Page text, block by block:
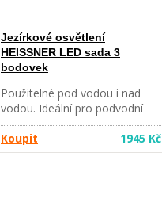
Jezírkové osvětlení
HEISSNER LED sada 3
bodovek
Použitelné pod vodou i nad
vodou. Ideální pro podvodní
osvětlení rybníčku a stejně tak i
pro osvětlení zahrady. · velice
dlouhá životnost při stálém
Koupit 1945 Kč